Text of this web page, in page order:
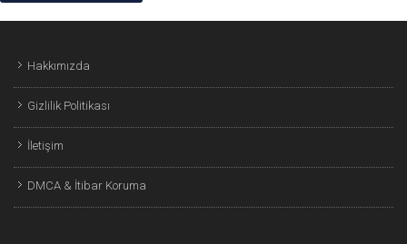
Hakkımızda
Gizlilik Politikası
İletişim
DMCA & İtibar Koruma